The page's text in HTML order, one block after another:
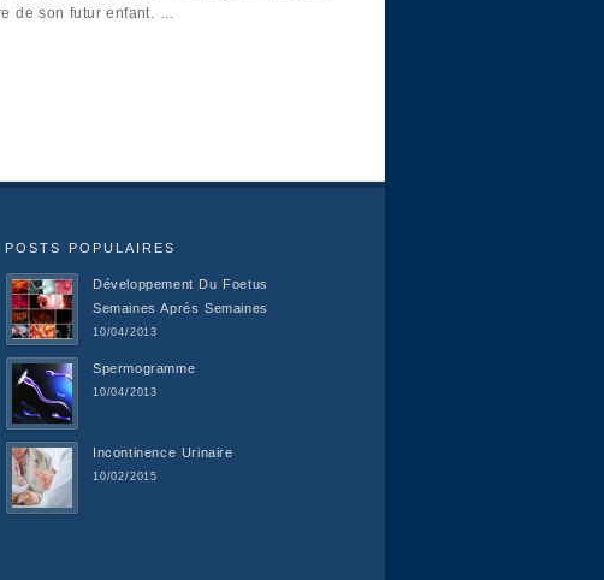
de son futur enfant. …
POSTS POPULAIRES
Développement Du Foetus
Semaines Aprés Semaines
10/04/2013
Spermogramme
10/04/2013
Incontinence Urinaire
10/02/2015